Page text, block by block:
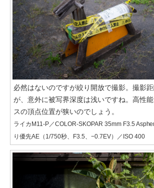
必然はないのですが絞り開放で撮影。撮影
が、意外に被写界深度は浅いですね。高性
スの頂点位置が狭いのでしょう。
ライカM11-P／COLOR-SKOPAR 35mm F3.5
り優先AE（1/750秒、F3.5、−0.7EV）／ISO 400